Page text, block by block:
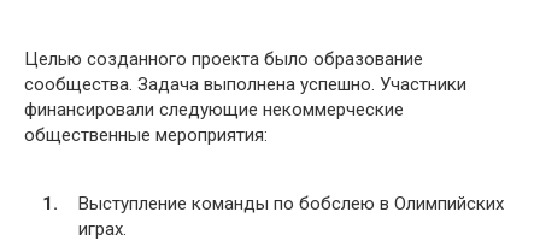
Целью созданного проекта было образование
сообщества. Задача выполнена успешно. Участники
финансировали следующие некоммерческие
общественные мероприятия:
Выступление команды по бобслею в Олимпийских
играх.